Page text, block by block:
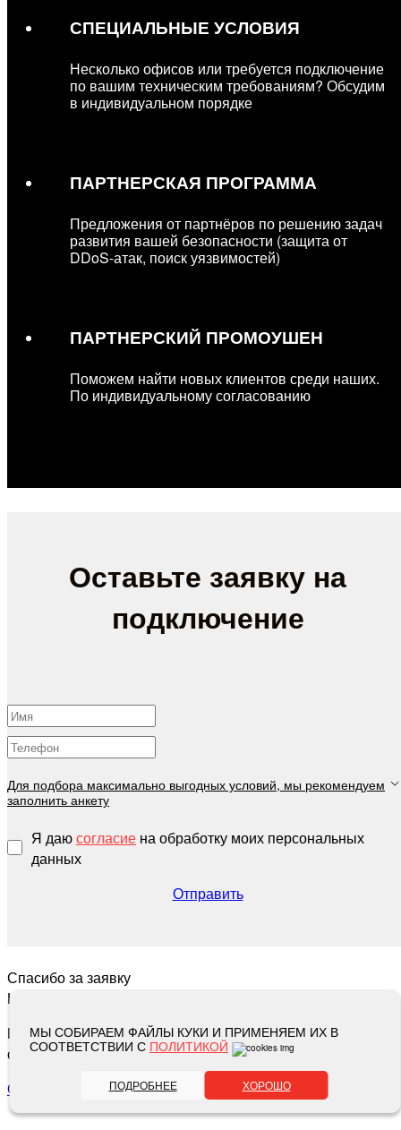
СПЕЦИАЛЬНЫЕ УСЛОВИЯ
Несколько офисов или требуется подключение
по вашим техническим требованиям? Обсудим
в индивидуальном порядке
ПАРТНЕРСКАЯ ПРОГРАММА
Предложения от партнёров по решению задач
развития вашей безопасности (защита от
DDoS-атак, поиск уязвимостей)
ПАРТНЕРСКИЙ ПРОМОУШЕН
Поможем найти новых клиентов среди наших.
По индивидуальному согласованию
Оставьте заявку на
подключение
Для подбора максимально выгодных условий, мы рекомендуем
заполнить анкету
Я даюсогласие на обработку моих персональных
данных
Отправить
Спасибо за заявку
Номер заявки
Наши специалисты
свяжутся с вами в ближайшее время
Отлично!
МЫ СОБИРАЕМ ФАЙЛЫ КУКИ И ПРИМЕНЯЕМ ИХ В
СООТВЕТСТВИИ С ПОЛИТИКОЙ
ПОДРОБНЕЕ ХОРОШО